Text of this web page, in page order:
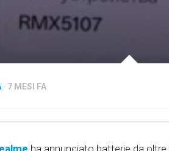
· 7 MESI FA
ha annunciato batterie da oltre